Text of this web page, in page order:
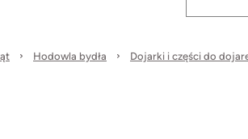
Hodowla bydła Dojarki i części do